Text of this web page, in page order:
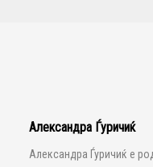
Александра Ѓуричиќ
Александра Ѓуричиќ е